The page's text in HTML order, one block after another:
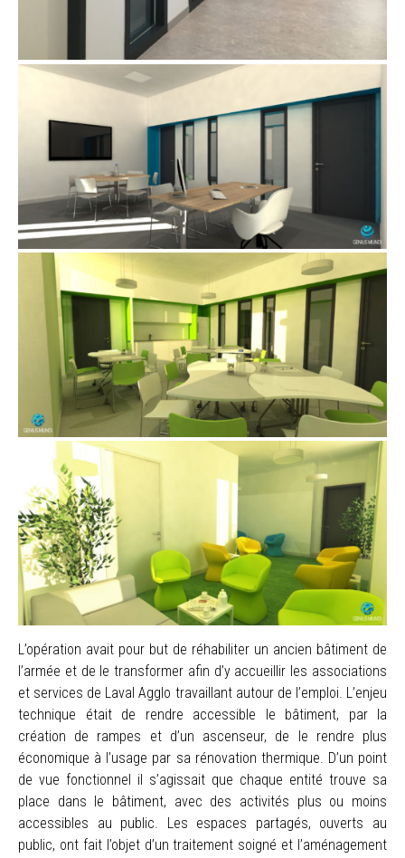
L’opération avait pour but de réhabiliter un ancien bâtiment de
l’armée et de le transformer afin d’y accueillir les associations
et services de Laval Agglo travaillant autour de l’emploi. L’enjeu
technique était de rendre accessible le bâtiment, par la
création de rampes et d’un ascenseur, de le rendre plus
économique à l’usage par sa rénovation thermique. D’un point
de vue fonctionnel il s’agissait que chaque entité trouve sa
place dans le bâtiment, avec des activités plus ou moins
accessibles au public. Les espaces partagés, ouverts au
public, ont fait l’objet d’un traitement soigné et l’aménagement